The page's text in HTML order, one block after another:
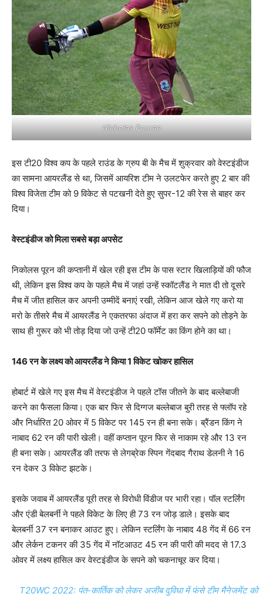
Nicholas Pooran
इस टी20 विश्व कप के पहले राउंड के ग्रुप बी के मैच में शुक्रवार को वेस्टइंडीज
का सामना आयरलैंड से था, जिसमें आयरिश टीम ने उलटफेर करते हुए 2 बार की
विश्व विजेता टीम को 9 विकेट से पटखनी देते हुए सुपर-12 की रेस से बाहर कर
दिया।
वेस्टइंडीज को मिला सबसे बड़ा अपसेट
निकोलस पूरन की कप्तानी में खेल रही इस टीम के पास स्टार खिलाड़ियों की फौज
थी, लेकिन इस विश्व कप के पहले मैच में जहां उन्हें स्कॉटलैंड ने मात दी तो दूसरे
मैच में जीत हासिल कर अपनी उम्मीदें बनाएं रखी, लेकिन आज खेले गए करो या
मरो के तीसरे मैच में आयरलैंड ने एकतरफा अंदाज में हरा कर सपने को तोड़ने के
साथ ही गुरूर को भी तोड़ दिया जो उन्हें टी20 फॉर्मेट का किंग होने का था।
146 रन के लक्ष्य को आयरलैंड ने किया 1 विकेट खोकर हासिल
होबार्ट में खेले गए इस मैच में वेस्टइंडीज ने पहले टॉस जीतने के बाद बल्लेबाजी
करने का फैसला किया। एक बार फिर से दिग्गज बल्लेबाज बुरी तरह से फ्लॉप रहे
और निर्धारित 20 ओवर में 5 विकेट पर 145 रन ही बना सके। ब्रैंडन किंग ने
नाबाद 62 रन की पारी खेली। वहीं कप्तान पूरन फिर से नाकाम रहे और 13 रन
ही बना सके। आयरलैंड की तरफ से लेगब्रेक स्पिन गेंदबाद गैराथ डेलनी ने 16
रन देकर 3 विकेट झटके।
इसके जवाब में आयरलैंड पूरी तरह से विरोधी विंडीज पर भारी रहा। पॉल स्टर्लिंग
और एंडी बेलबर्नी ने पहले विकेट के लिए ही 73 रन जोड़ डाले। इसके बाद
बेलबर्नी 37 रन बनाकर आउट हुए। लेकिन स्टर्लिंग के नाबाद 48 गेंद में 66 रन
और लेर्कन टकनर की 35 गेंद में नॉटआउट 45 रन की पारी की मदद से 17.3
ओवर में लक्ष्य हासिल कर वेस्टइंडीज के सपने को चकनाचूर कर दिया।
T20WC 2022: पंत-कार्तिक को लेकर अजीब दुविधा में फंसे टीम मैनेजमेंट को